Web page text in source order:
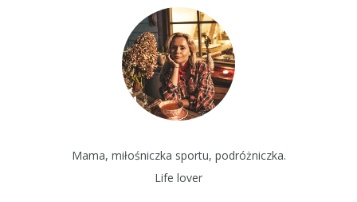
Mama, miłośniczka sportu, podróżniczka.
Life lover